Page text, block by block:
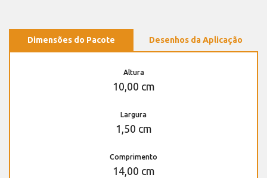
Dimensões do Pacote Desenhos da Aplicação
Altura
10,00 cm
Largura
1,50 cm
Comprimento
14,00 cm